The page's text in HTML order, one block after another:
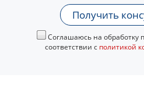
Получить
Соглашаюсь на обработку
соответствии с политикой